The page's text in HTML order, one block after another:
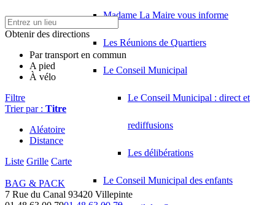
Madame La Maire vous informe
Les Réunions de Quartiers
Le Conseil Municipal
Le Conseil Municipal : direct et
rediffusions
Les délibérations
Le Conseil Municipal des enfants
Obtenir des directions
Par transport en commun
A pied
À vélo
Filtre
Trier par : Titre
Aléatoire
Distance
Liste Grille Carte
BAG & PACK
7 Rue du Canal 93420 Villepinte